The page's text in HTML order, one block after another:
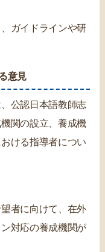
ガイドラインや研
意見
公認日本語教師志
関の設立、養成機
ける指導者につい
者に向けて、在外
対応の養成機関が